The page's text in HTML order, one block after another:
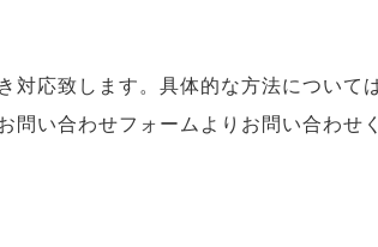
応致します。具体的な方法につい
い合わせフォームよりお問い合わせ